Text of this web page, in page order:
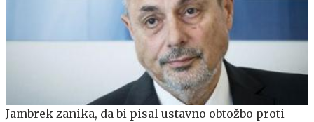
Jambrek zanika, da bi pisal ustavno obtožbo proti